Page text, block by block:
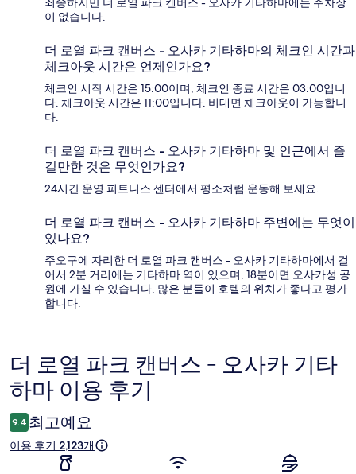
이 없습니다.
더 로열 파크 캔버스 - 오사카 기타하마의 체크인 시간과
체크아웃 시간은 언제인가요?
체크인 시작 시간은 15:00이며, 체크인 종료 시간은 03:00입니
다. 체크아웃 시간은 11:00입니다. 비대면 체크아웃이 가능합니
다.
더 로열 파크 캔버스 - 오사카 기타하마 및 인근에서 즐
길만한 것은 무엇인가요?
24시간 운영 피트니스 센터에서 평소처럼 운동해 보세요.
더 로열 파크 캔버스 - 오사카 기타하마 주변에는 무엇이
있나요?
주오구에 자리한 더 로열 파크 캔버스 - 오사카 기타하마에서 걸
어서 2분 거리에는 기타하마 역이 있으며, 18분이면 오사카성 공
원에 가실 수 있습니다. 많은 분들이 호텔의 위치가 좋다고 평가
합니다.
이
용
후
기
더 로열 파크 캔버스 - 오사카 기타
하마 이용 후기
9.4 최고예요
이용 후기 2,123개